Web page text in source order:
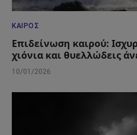
ΚΑΙΡΌΣ
Επιδείνωση καιρού:
χιόνια και θυελλώδεις
10/01/2026